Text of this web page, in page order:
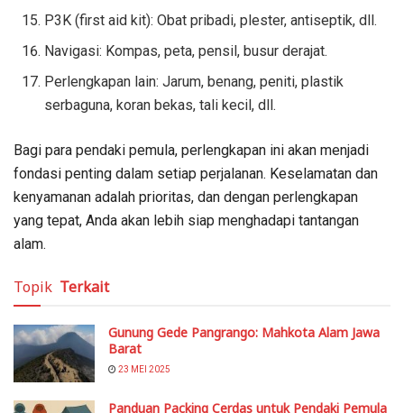
P3K (first aid kit): Obat pribadi, plester, antiseptik, dll.
Navigasi: Kompas, peta, pensil, busur derajat.
Perlengkapan lain: Jarum, benang, peniti, plastik
serbaguna, koran bekas, tali kecil, dll.
Bagi para pendaki pemula, perlengkapan ini akan menjadi
fondasi penting dalam setiap perjalanan. Keselamatan dan
kenyamanan adalah prioritas, dan dengan perlengkapan
yang tepat, Anda akan lebih siap menghadapi tantangan
alam.
Topik Terkait
Gunung Gede Pangrango: Mahkota Alam Jawa
Barat
23 MEI 2025
Panduan Packing Cerdas untuk Pendaki Pemula